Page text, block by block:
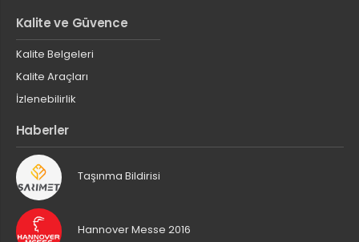
Kalite ve Güvence
Kalite Belgeleri
Kalite Araçları
İzlenebilirlik
Haberler
Taşınma Bildirisi
Hannover Messe 2016